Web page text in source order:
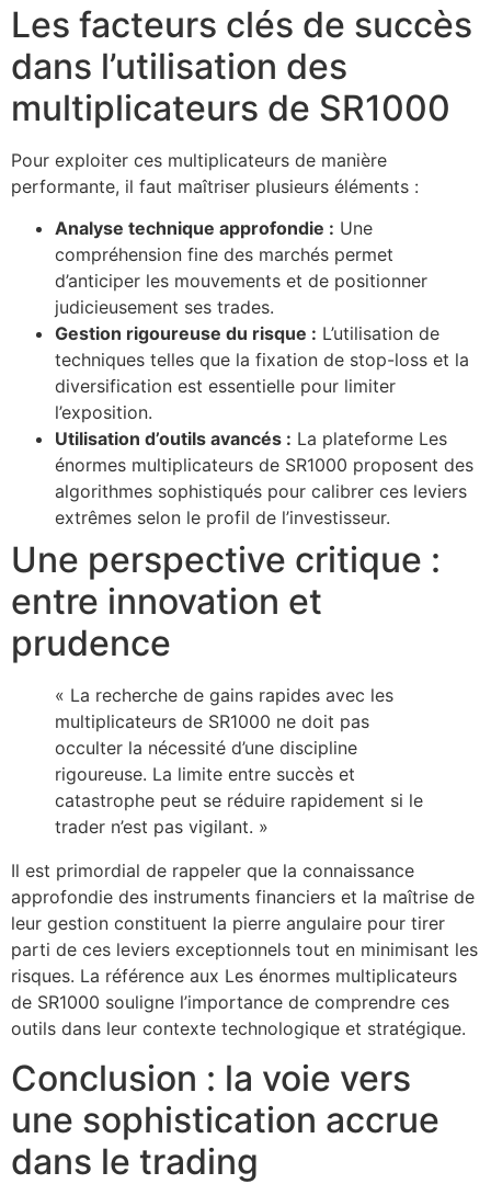
Les facteurs clés de succès
dans l’utilisation des
multiplicateurs de SR1000
Pour exploiter ces multiplicateurs de manière
performante, il faut maîtriser plusieurs éléments :
Analyse technique approfondie : Une
compréhension fine des marchés permet
d’anticiper les mouvements et de positionner
judicieusement ses trades.
Gestion rigoureuse du risque : L’utilisation de
techniques telles que la fixation de stop-loss et la
diversification est essentielle pour limiter
l’exposition.
Utilisation d’outils avancés : La plateforme Les
énormes multiplicateurs de SR1000 proposent des
algorithmes sophistiqués pour calibrer ces leviers
extrêmes selon le profil de l’investisseur.
Une perspective critique :
entre innovation et
prudence
« La recherche de gains rapides avec les
multiplicateurs de SR1000 ne doit pas
occulter la nécessité d’une discipline
rigoureuse. La limite entre succès et
catastrophe peut se réduire rapidement si le
trader n’est pas vigilant. »
Il est primordial de rappeler que la connaissance
approfondie des instruments financiers et la maîtrise de
leur gestion constituent la pierre angulaire pour tirer
parti de ces leviers exceptionnels tout en minimisant les
risques. La référence aux Les énormes multiplicateurs
de SR1000 souligne l’importance de comprendre ces
outils dans leur contexte technologique et stratégique.
Conclusion : la voie vers
une sophistication accrue
dans le trading